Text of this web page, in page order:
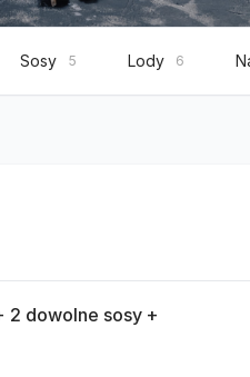
Sosy 5 Lody 6
2 dowolne sosy +